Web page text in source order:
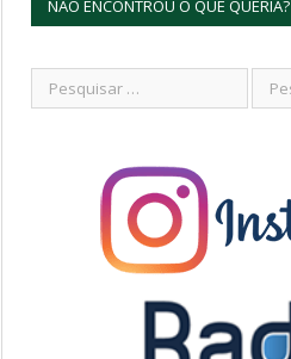
NÃO ENCONTROU O QUE QUERIA?